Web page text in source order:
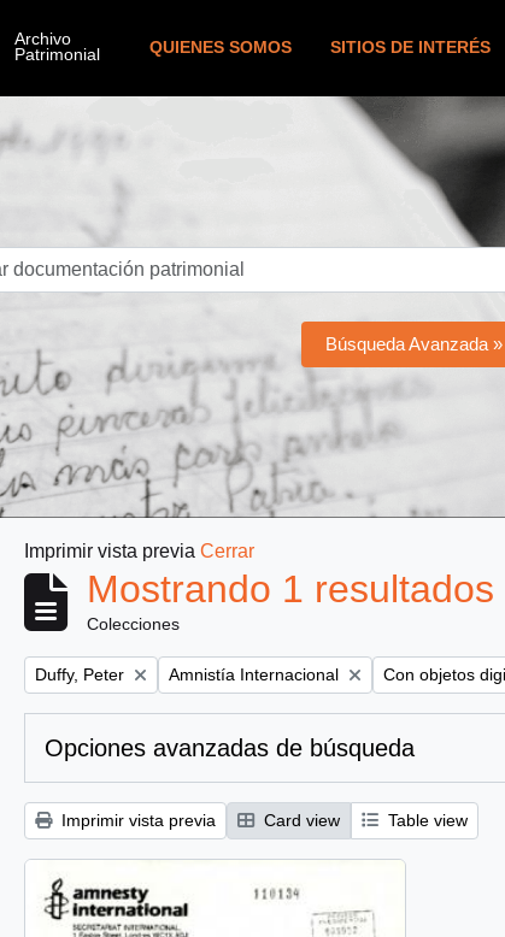
QUIENES SOMOS SITIOS DE INTERÉS
Búsqueda Avanzada »
Imprimir vista previa Cerrar
Mostrando 1 resultados
Colecciones
Remove filter:
Duffy, Peter Remove filter:
Amnistía Internacional Remove filter:
Con objetos
Opciones avanzadas de búsqueda
Imprimir vista previa Card view Table view